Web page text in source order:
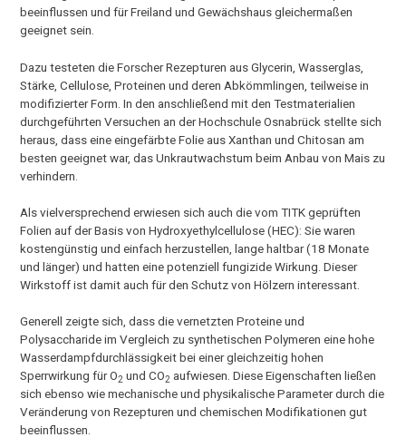
beeinflussen und für Freiland und Gewächshaus gleichermaßen
geeignet sein.
Dazu testeten die Forscher Rezepturen aus Glycerin, Wasserglas,
Stärke, Cellulose, Proteinen und deren Abkömmlingen, teilweise in
modifizierter Form. In den anschließend mit den Testmaterialien
durchgeführten Versuchen an der Hochschule Osnabrück stellte sich
heraus, dass eine eingefärbte Folie aus Xanthan und Chitosan am
besten geeignet war, das Unkrautwachstum beim Anbau von Mais zu
verhindern.
Als vielversprechend erwiesen sich auch die vom TITK geprüften
Folien auf der Basis von Hydroxyethylcellulose (HEC): Sie waren
kostengünstig und einfach herzustellen, lange haltbar (18 Monate
und länger) und hatten eine potenziell fungizide Wirkung. Dieser
Wirkstoff ist damit auch für den Schutz von Hölzern interessant.
Generell zeigte sich, dass die vernetzten Proteine und
Polysaccharide im Vergleich zu synthetischen Polymeren eine hohe
Wasserdampfdurchlässigkeit bei einer gleichzeitig hohen
Sperrwirkung für O2 und CO2 aufwiesen. Diese Eigenschaften ließen
sich ebenso wie mechanische und physikalische Parameter durch die
Veränderung von Rezepturen und chemischen Modifikationen gut
beeinflussen.